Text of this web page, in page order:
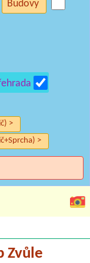
Budovy
>
>
Zvůle